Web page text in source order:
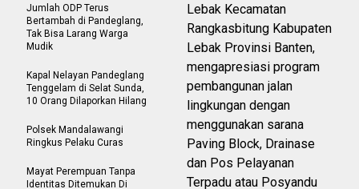
Lebak Kecamatan
Rangkasbitung Kabupaten
Lebak Provinsi Banten,
mengapresiasi program
pembangunan jalan
lingkungan dengan
menggunakan sarana
Paving Block, Drainase
dan Pos Pelayanan
Terpadu atau Posyandu
Jumlah ODP Terus
Bertambah di Pandeglang,
Tak Bisa Larang Warga
Mudik
Kapal Nelayan Pandeglang
Tenggelam di Selat Sunda,
10 Orang Dilaporkan Hilang
Polsek Mandalawangi
Ringkus Pelaku Curas
Mayat Perempuan Tanpa
Identitas Ditemukan Di